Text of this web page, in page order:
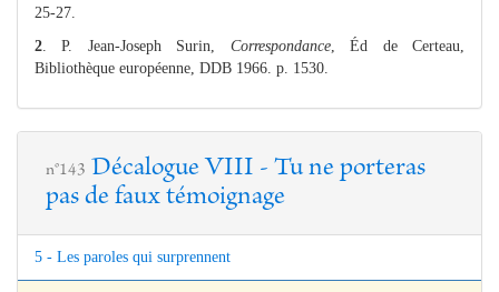
25-27.
2 . P. Jean-Joseph Surin, Correspondance, Éd de Certeau,
Bibliothèque européenne, DDB 1966. p. 1530.
n°143 Décalogue VIII - Tu ne porteras
pas de faux témoignage
5 - Les paroles qui surprennent